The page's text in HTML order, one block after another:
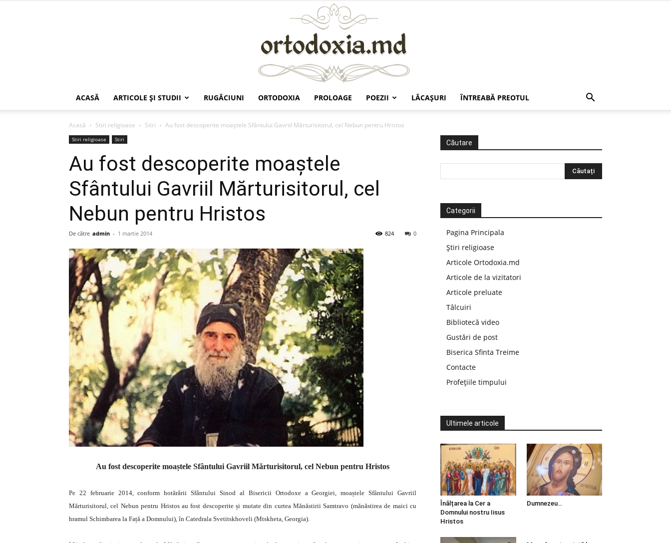
ACASĂ ARTICOLE ŞI STUDII RUGĂCIUNI ORTODOXIA PROLOAGE POEZII LĂCAŞURI ÎNTREABĂ PREOTUL
Acasă Stiri religioase Stiri Au fost descoperite moaștele Sfântului Gavriil Mărturisitorul, cel Nebun pentru Hristos
Stiri religioase Stiri
Au fost descoperite moaștele
Sfântului Gavriil Mărturisitorul, cel
Nebun pentru Hristos
De către admin - 1 martie 2014 0
824
Au fost descoperite moaștele Sfântului Gavriil Mărturisitorul, cel Nebun pentru Hristos
Pe 22 februarie 2014, conform hotărârii Sfântului Sinod al Bisericii Ortodoxe a Georgiei, moaștele Sfântului Gavriil
Mărturisitorul, cel Nebun pentru Hristos au fost descoperite și mutate din curtea Mănăstirii Samtravo (mănăstirea de maici cu
hramul Schimbarea la Față a Domnului), în Catedrala Svetitskhoveli (Mtskheta, Georgia).
Căutare
Categorii
Pagina Principala
Știri religioase
Articole Ortodoxia.md
Articole de la vizitatori
Articole preluate
Tâlcuiri
Bibliotecă video
Gustări de post
Biserica Sfinta Treime
Contacte
Profețiile timpului
Ultimele articole
Înălțarea la Cer a
Domnului nostru Iisus
Hristos
Dumnezeu…